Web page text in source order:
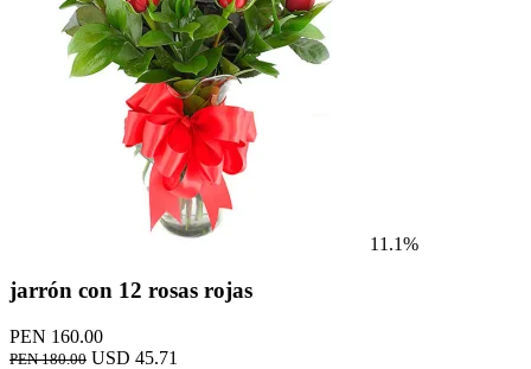
11.1%
jarrón con 12 rosas rojas
PEN 160.00
PEN 180.00 USD 45.71